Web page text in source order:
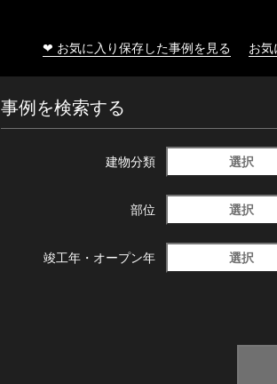
❤ お気に入り保存した事例を見る お
事例を検索する
建物分類 選択
部位 選択
竣工年・ オープン年 選択